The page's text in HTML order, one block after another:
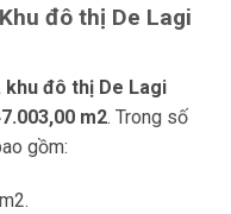
đô thị De Lagi
khu đô thị De Lagi
m2. Trong số
gồm: